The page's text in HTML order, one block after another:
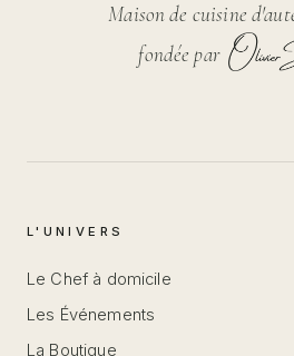
Maison de cuisine
fondée par
L'UNIVERS
Le Chef à domicile
Les Événements
La Boutique